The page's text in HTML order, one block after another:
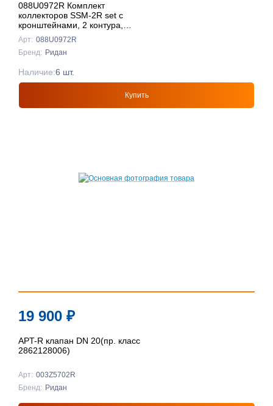
088U0972R Комплект
коллекторов SSM-2R set с
кронштейнами, 2 контура,
Ридан
Арт: 088U0972R
Бренд: Ридан
Купить
Наличие:6 шт.
19 900 ₽
APT-R клапан DN 20(пр. класс
2862128006)
Арт: 003Z5702R
Бренд: Ридан